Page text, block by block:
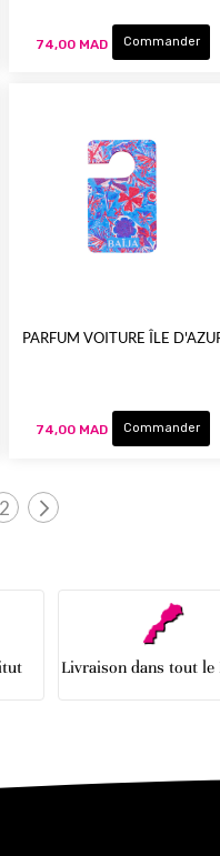
74,00 MAD Commander
PARFUM VOITURE ÎLE
74,00 MAD Commander
actuellement la page
Page
2 Page
Livraison dans tout le